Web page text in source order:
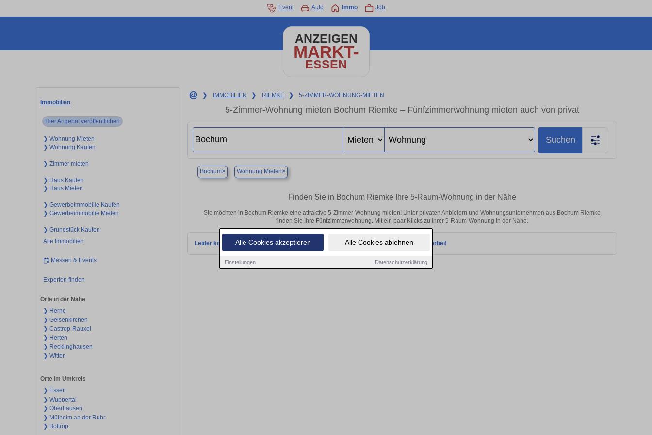
Alle Cookies akzeptieren Alle Cookies ablehnen
Einstellungen Datenschutzerklärung
Event Auto Immo Job
ANZEIGEN
MARKT-
ESSEN
Immobilien
Hier Angebot veröffentlichen
❯ Wohnung Mieten
❯ Wohnung Kaufen
❯ Zimmer mieten
❯ Haus Kaufen
❯ Haus Mieten
❯ Gewerbeimmobilie Kaufen
❯ Gewerbeimmobilie Mieten
❯ Grundstück Kaufen
Alle Immobilien
Messen & Events
Experten finden
Orte in der Nähe
❯ Herne
❯ Gelsenkirchen
❯ Castrop-Rauxel
❯ Herten
❯ Recklinghausen
❯ Witten
Orte im Umkreis
❯ Essen
❯ Wuppertal
❯ Oberhausen
❯ Mülheim an der Ruhr
❯ Bottrop
❯ IMMOBILIEN ❯ RIEMKE ❯ 5-ZIMMER-WOHNUNG-MIETEN
5-Zimmer-Wohnung mieten Bochum Riemke – Fünfzimmerwohnung mieten auch von privat
Suchen
Bochum× Wohnung Mieten×
Finden Sie in Bochum Riemke Ihre 5-Raum-Wohnung in der Nähe
Sie möchten in Bochum Riemke eine attraktive 5-Zimmer-Wohnung mieten! Unter privaten Anbietern und Wohnungsunternehmen aus Bochum Riemke
finden Sie Ihre Fünfzimmerwohnung. Mit ein paar Klicks zu Ihrer 5-Raum-Wohnung in der Nähe.
Leider konnten wir derzeit keine passenden Objekte finden. Schauen Sie bald wieder vorbei!